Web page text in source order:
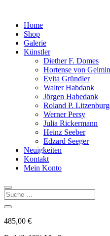
Home
Shop
Galerie
Künstler
Diether F. Domes
Hortense von
Evita Gründler
Walter Habdank
Jörgen Habedank
Roland P.
Werner Persy
Julia Rickermann
Heinz Seeber
Edzard Seeger
Neuigkeiten
Kontakt
Mein Konto
485,00 €